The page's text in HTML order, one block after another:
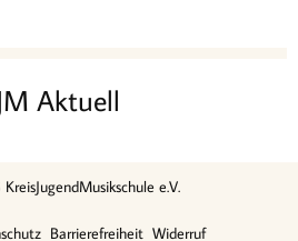
Aktuell
e.V.
Barrierefreiheit Widerruf